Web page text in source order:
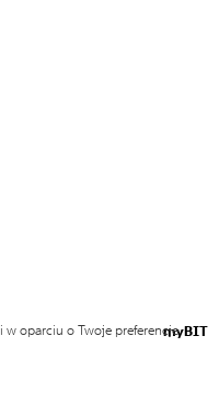
myBIT
w oparciu o Twoje preferencje